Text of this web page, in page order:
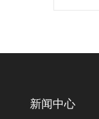
新闻中心